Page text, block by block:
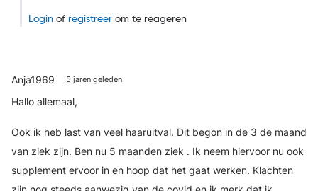
Login of registreer om te reageren
Anja1969 5 jaren geleden
Hallo allemaal,
Ook ik heb last van veel haaruitval. Dit begon in de 3 de maand
van ziek zijn. Ben nu 5 maanden ziek . Ik neem hiervoor nu ook
supplement ervoor in en hoop dat het gaat werken. Klachten